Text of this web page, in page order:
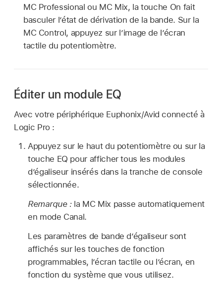
MC Professional ou MC Mix, la touche On fait
basculer l’état de dérivation de la bande. Sur la
MC Control, appuyez sur l’image de l’écran
tactile du potentiomètre.
Éditer un module EQ
Avec votre périphérique Euphonix/Avid connecté à
Logic Pro :
Appuyez sur le haut du potentiomètre ou sur la
touche EQ pour afficher tous les modules
d’égaliseur insérés dans la tranche de console
sélectionnée.
Remarque : la MC Mix passe automatiquement
en mode Canal.
Les paramètres de bande d’égaliseur sont
affichés sur les touches de fonction
programmables, l’écran tactile ou l’écran, en
fonction du système que vous utilisez.